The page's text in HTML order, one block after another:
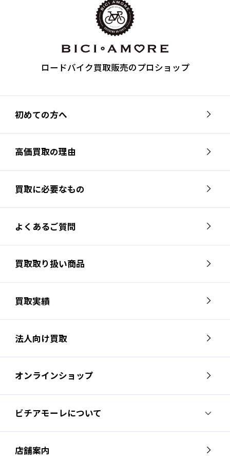
ロードバイク買取販売のプロショップ
初めての方へ
高価買取の理由
買取に必要なもの
よくあるご質問
買取取り扱い商品
買取実績
法人向け買取
オンラインショップ
ビチアモーレについて
ビチアモーレについて
スタッフ紹介
会社概要
店舗案内